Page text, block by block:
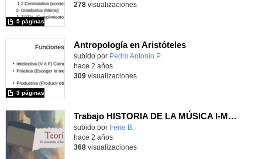
5 páginas
278visualizaciones
Antropología en Aristóteles
Contenido educativo.
subido por Pedro Antonio P.
3 páginas
hace 2 años
309visualizaciones
Trabajo HISTORIA DE LA MÚSICA I-MATRÍCULA DE HONOR. "Teoría de los Afectos. Desde Aristóteles hasta el barroco.La expresión de las emociones a través de la música" 5ºEEPP
Contenido educativo.
subido por Irene B.
hace 2 años
368visualizaciones